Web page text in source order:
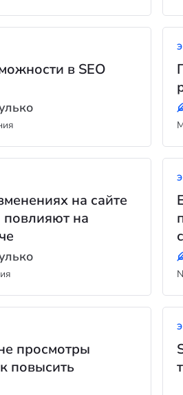
в SEO
на сайте
повлияют на
просмотры
повысить